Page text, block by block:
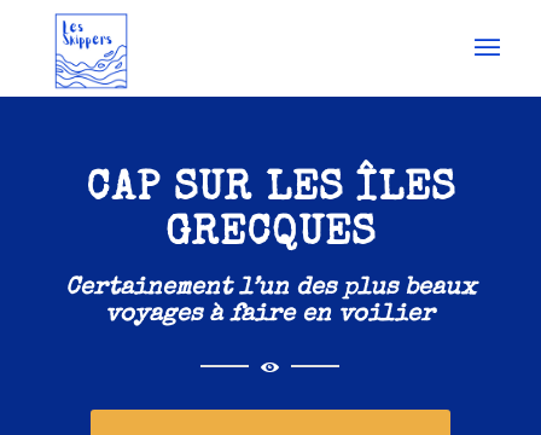
CAP SUR LES ÎLES
GRECQUES
Certainement l’un des plus beaux
voyages à faire en voilier